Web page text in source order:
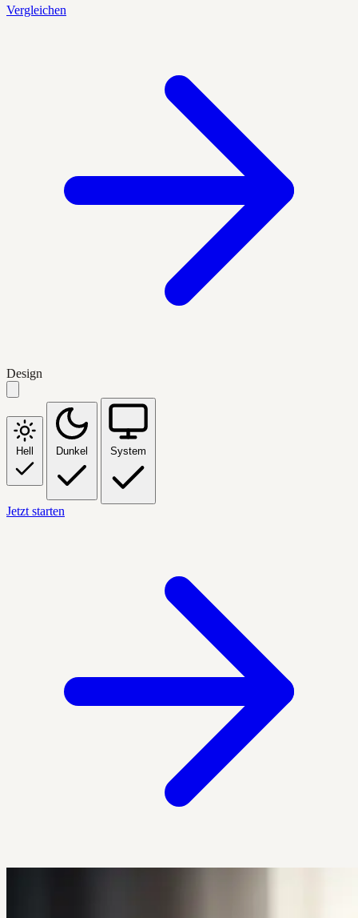
Vergleichen
Design
Hell Dunkel System
Jetzt starten